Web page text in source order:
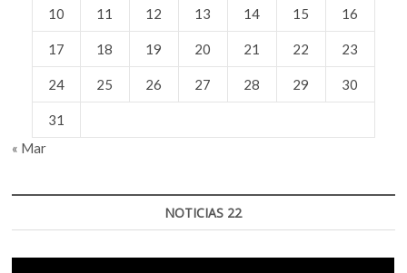
10 11 12 13 14 15 16
17 18 19 20 21 22 23
24 25 26 27 28 29 30
31
« Mar
NOTICIAS 22